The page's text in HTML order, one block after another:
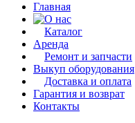
Главная
О нас
Каталог
Аренда
Ремонт и запчасти
Выкуп оборудования
Доставка и оплата
Гарантия и возврат
Контакты